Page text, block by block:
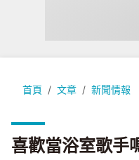
首頁 文章 新聞情報
喜歡當浴室歌手嗎？
喜歡當浴室歌手